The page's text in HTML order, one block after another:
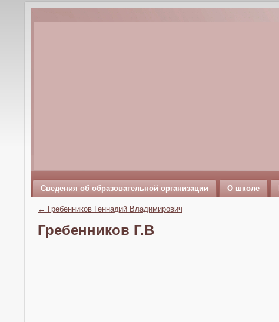
Сведения об образовательной организации О школе
← Гребенников Геннадий Владимирович
Гребенников Г.В